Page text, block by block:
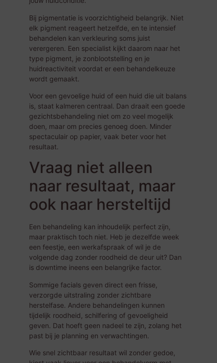
Bij pigmentatie is voorzichtigheid belangrijk. Niet
elk pigment reageert hetzelfde, en te intensief
behandelen kan verkleuring soms juist
verergeren. Een specialist kijkt daarom naar het
type pigment, je zonblootstelling en je
huidreactiviteit voordat er een behandelkeuze
wordt gemaakt.
Voor een gevoelige huid of een huid die uit balans
is, staat kalmeren centraal. Dan draait een goede
gezichtsbehandeling niet om zo veel mogelijk
doen, maar om precies genoeg doen. Minder
spectaculair op papier, vaak beter voor het
resultaat.
Vraag niet alleen
naar resultaat, maar
ook naar hersteltijd
Een behandeling kan inhoudelijk perfect zijn,
maar praktisch toch niet. Heb je dezelfde week
een feestje, een werkafspraak of wil je de
volgende dag zonder roodheid de deur uit? Dan
is downtime ineens een belangrijke factor.
Sommige facials geven direct een frisse,
verzorgde uitstraling zonder zichtbare
herstelfase. Andere behandelingen kunnen
tijdelijk roodheid, schilfering of gevoeligheid
geven. Dat hoeft geen nadeel te zijn, zolang het
past bij je planning en verwachtingen.
Wie snel zichtbaar resultaat wil zonder gedoe,